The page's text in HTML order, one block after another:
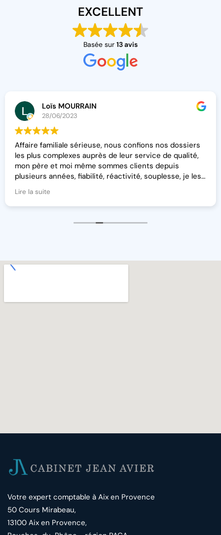
EXCELLENT
Basée sur 13 avis
Loïs MOURRAIN
28/06/2023
Affaire familiale sérieuse, nous confions nos dossiers
les plus complexes auprès de leur service de qualité,
mon père et moi même sommes clients depuis
plusieurs années, fiabilité, réactivité, souplesse, je les
compétences.
Lire la suite
Votre expert comptable à Aix en Provence
50 Cours Mirabeau,
13100 Aix en Provence,